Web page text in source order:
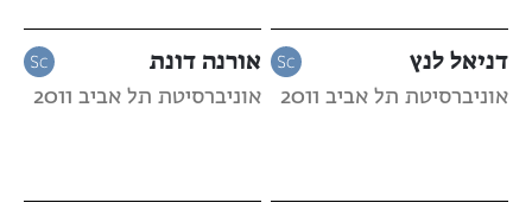
דניאל לנץ
אוניברסיטת תל אביב 2011
אורנה דונת
אוניברסיטת תל אביב 2011